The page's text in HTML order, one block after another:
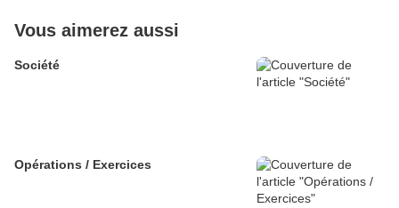
Vous aimerez aussi
Société
Opérations / Exercices